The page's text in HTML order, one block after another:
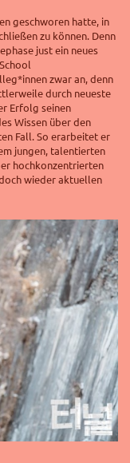
geschworen hatte, in
zu können. Denn
just ein neues
zwar an, denn
durch neueste
Erfolg seinen
Wissen über den
Fall.So erarbeitet er
jungen, talentierten
hochkonzentrierten
wieder aktuellen